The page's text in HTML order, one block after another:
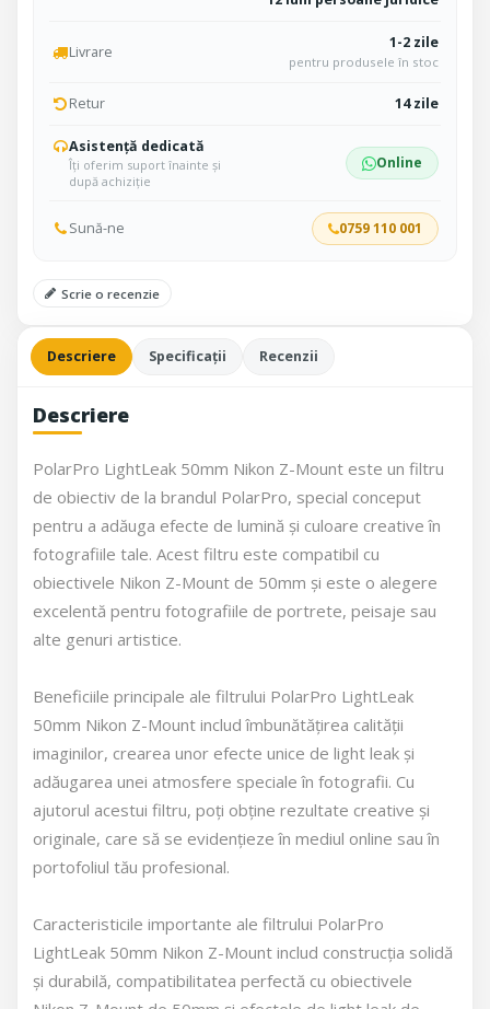
Livrare 1-2 zile
pentru produsele în stoc
Retur 14 zile
Asistență dedicată
Îți oferim suport înainte și
după achiziție
Online
Sună-ne 0759 110 001
Scrie o recenzie
Descriere Specificații Recenzii
Descriere
PolarPro LightLeak 50mm Nikon Z-Mount este un filtru
de obiectiv de la brandul PolarPro, special conceput
pentru a adăuga efecte de lumină și culoare creative în
fotografiile tale. Acest filtru este compatibil cu
obiectivele Nikon Z-Mount de 50mm și este o alegere
excelentă pentru fotografiile de portrete, peisaje sau
alte genuri artistice.
Beneficiile principale ale filtrului PolarPro LightLeak
50mm Nikon Z-Mount includ îmbunătățirea calității
imaginilor, crearea unor efecte unice de light leak și
adăugarea unei atmosfere speciale în fotografii. Cu
ajutorul acestui filtru, poți obține rezultate creative și
originale, care să se evidențieze în mediul online sau în
portofoliul tău profesional.
Caracteristicile importante ale filtrului PolarPro
LightLeak 50mm Nikon Z-Mount includ construcția solidă
și durabilă, compatibilitatea perfectă cu obiectivele